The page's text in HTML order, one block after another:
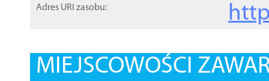
Adres URI zasobu:
MIEJSCOWOŚCI